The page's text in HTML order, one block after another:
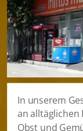
In unserem
an alltäglichen
Obst und